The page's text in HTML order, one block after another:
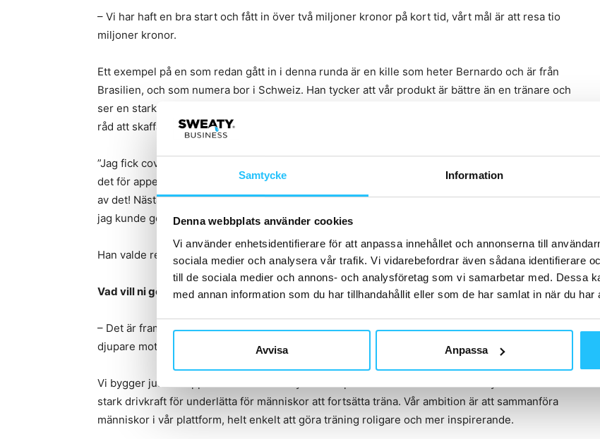
Samtycke Information
Denna webbplats använder cookies
Vi använder enhetsidentifierare för att anpassa innehållet och annonserna till
sociala medier och analysera vår trafik. Vi vidarebefordrar även sådana identifierare
till de sociala medier och annons- och analysföretag som vi samarbetar med. Dessa
med annan information som du har tillhandahållit eller som de har samlat in när du har
Avvisa Anpassa
– Vi har haft en bra start och fått in över två miljoner kronor på kort tid, vårt mål är att resa tio
miljoner kronor.
Ett exempel på en som redan gått in i denna runda är en kille som heter Bernardo och är från
Brasilien, och som numera bor i Schweiz. Han tycker att vår produkt är bättre än en tränare och
ser en stark koppling mellan Ai och hälsa. Bernardo är VD på ett globalt bolag och har självklart
råd att skaffa en coach men gillar att köra med appen då den anpassar sig mer efter honom.
”Jag fick covid i december och när jag började träna hade jag superlåg readiness och berättade
det för appen. Jag älskade hur passet var anpassat efter hur jag mådde. Jag kunde göra varje del
av det! Nästa pass ökade jag upp min readiness och fick ett lite mer utmanande träningspass, men
jag kunde göra det. Det här är bevis nog för mig att ni skapat något väldigt speciellt här”.
Han valde redan under sittande möte att investera en bra summa i denna runda.
Vad vill ni göra med det nya kapitalet?
– Det är framförallt två saker. Expansion och vidareutveckling av plattformen. Vi expanderar
djupare mot USA inom CrossFit och bredare I Sverige inom styrka & fitness.
Vi bygger just nu upp en unik communitydel i vår plattform. Vi vet att community är en extremt
stark drivkraft för underlätta för människor att fortsätta träna. Vår ambition är att sammanföra
människor i vår plattform, helt enkelt att göra träning roligare och mer inspirerande.